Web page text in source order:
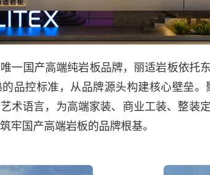
一国产高端纯岩板品牌，丽适岩板依托
品控标准，从品牌源头构建核心壁垒。
术语言，为高端家装、商业工装、整装
牢国产高端岩板的品牌根基。